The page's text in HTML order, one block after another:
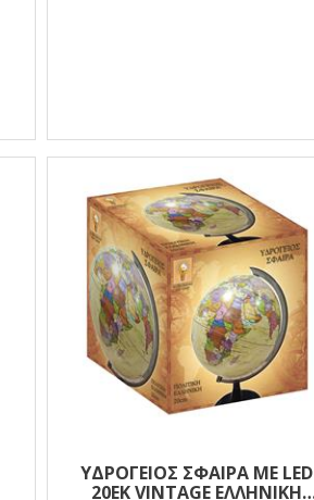
ΥΔΡΟΓΕΙΟΣ ΣΦΑΙΡΑ ΜΕ LED
20ΕΚ VINTAGE ΕΛΛΗΝΙΚΗ